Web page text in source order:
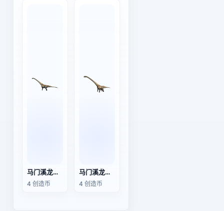
马门溪龙（3D动画模型）
4 创造币
马门溪龙（3D动画模型）
4 创造币